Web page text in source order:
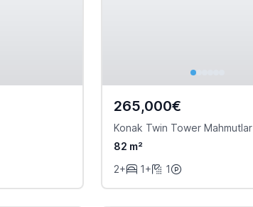
265,000€
Konak Twin Tower Mahmutlar
82 m²
2+
1+ 1